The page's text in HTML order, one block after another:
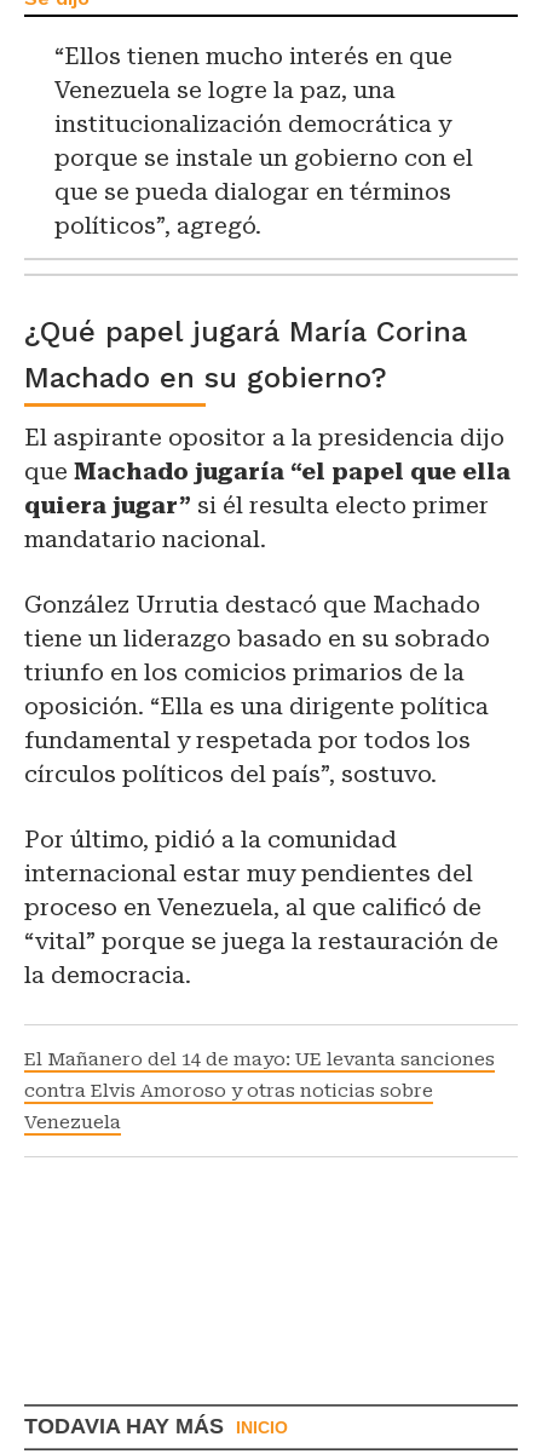
“Ellos tienen mucho interés en que
Venezuela se logre la paz, una
institucionalización democrática y
porque se instale un gobierno con el
que se pueda dialogar en términos
políticos”, agregó.
¿Qué papel jugará María Corina
Machado en su gobierno?
El aspirante opositor a la presidencia dijo
que Machado jugaría “el papel que ella
quiera jugar” si él resulta electo primer
mandatario nacional.
González Urrutia destacó que Machado
tiene un liderazgo basado en su sobrado
triunfo en los comicios primarios de la
oposición. “Ella es una dirigente política
fundamental y respetada por todos los
círculos políticos del país”, sostuvo.
Por último, pidió a la comunidad
internacional estar muy pendientes del
proceso en Venezuela, al que calificó de
“vital” porque se juega la restauración de
la democracia.
El Mañanero del 14 de mayo: UE levanta sanciones
contra Elvis Amoroso y otras noticias sobre
Venezuela
TODAVIA HAY MÁS INICIO